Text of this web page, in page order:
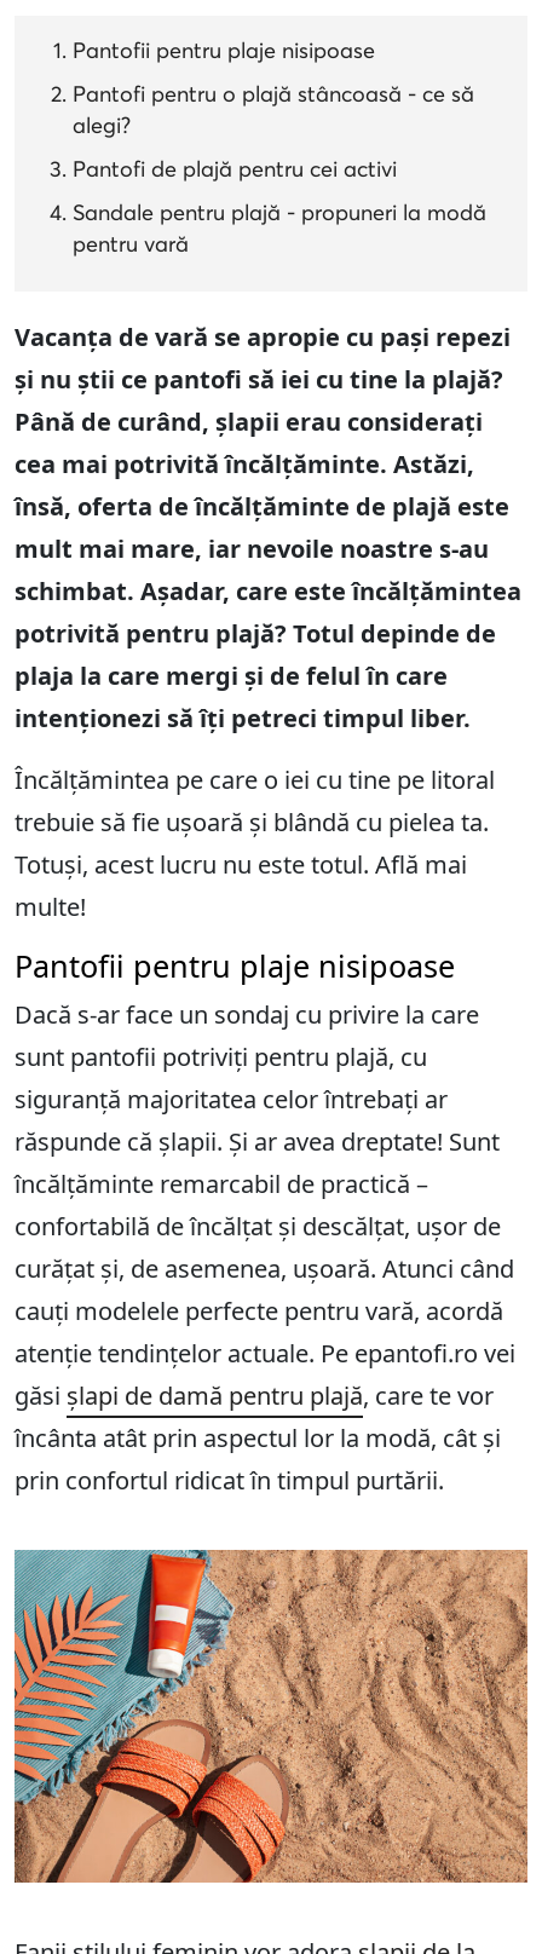
Pantofii pentru plaje nisipoase
Pantofi pentru o plajă stâncoasă - ce să
alegi?
Pantofi de plajă pentru cei activi
Sandale pentru plajă - propuneri la modă
pentru vară
Vacanța de vară se apropie cu pași repezi
și nu știi ce pantofi să iei cu tine la plajă?
Până de curând, șlapii erau considerați
cea mai potrivită încălțăminte. Astăzi,
însă, oferta de încălțăminte de plajă este
mult mai mare, iar nevoile noastre s-au
schimbat. Așadar, care este încălțămintea
potrivită pentru plajă? Totul depinde de
plaja la care mergi și de felul în care
intenționezi să îți petreci timpul liber.
Încălțămintea pe care o iei cu tine pe litoral
trebuie să fie ușoară și blândă cu pielea ta.
Totuși, acest lucru nu este totul. Află mai
multe!
Pantofii pentru plaje nisipoase
Dacă s-ar face un sondaj cu privire la care
sunt pantofii potriviți pentru plajă, cu
siguranță majoritatea celor întrebați ar
răspunde că șlapii. Și ar avea dreptate! Sunt
încălțăminte remarcabil de practică –
confortabilă de încălțat și descălțat, ușor de
curățat și, de asemenea, ușoară. Atunci când
cauți modelele perfecte pentru vară, acordă
atenție tendințelor actuale. Pe epantofi.ro vei
găsi șlapi de damă pentru plajă, care te vor
încânta atât prin aspectul lor la modă, cât și
prin confortul ridicat în timpul purtării.